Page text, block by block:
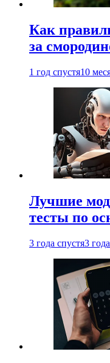
Как
за
1 год спустя10
Лучшие
тесты по
3 года спустя3